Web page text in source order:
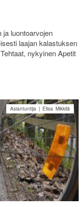
ja luontoarvojen
laajan kalastuksen
nykyinen Apetit
Asiantuntija | Elisa Mikkilä